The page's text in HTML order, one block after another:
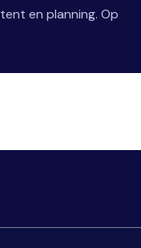
en planning. Op